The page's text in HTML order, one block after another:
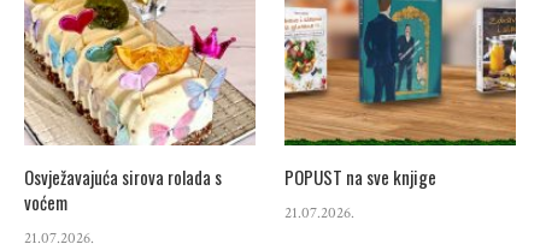
Osvježavajuća sirova rolada s
voćem
21.07.2026.
POPUST na sve knjige
21.07.2026.